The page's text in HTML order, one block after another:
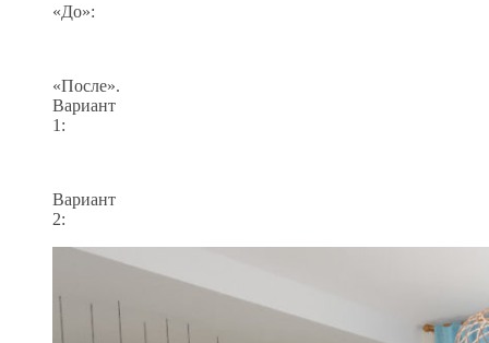
«До»:
«После».
Вариант
1:
Вариант
2: